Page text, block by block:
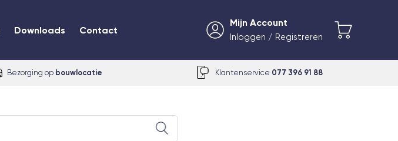
Downloads Contact
Mijn Account
Inloggen / Registreren
Bezorging op bouwlocatie Klantenservice 077 396 91 88